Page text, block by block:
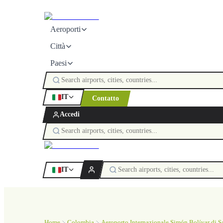
Aeroporti
Città
Paesi
IT Contatto
Accedi
IT